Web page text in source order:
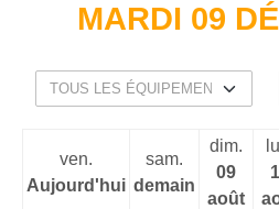
MARDI 09
ven.
Aujourd'hui
sam.
demain
dim.
09
août